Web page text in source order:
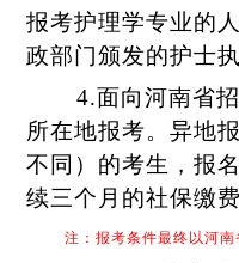
报考护理学专业的
政部门颁发的护士
4.面向河南省
所在地报考。异地
不同） 的考生，报
续三个月的社保缴费
注：报考条件最终以河南